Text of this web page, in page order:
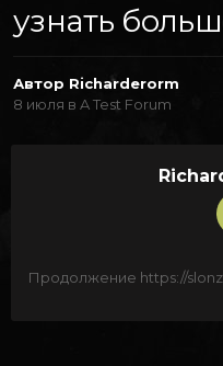
узнать
Автор Richarderorm
8 июля в A Test Forum
Продолжение https://